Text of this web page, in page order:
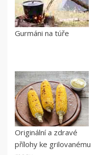
Gurmáni na túře
Originální a zdravé
přílohy ke grilovanému